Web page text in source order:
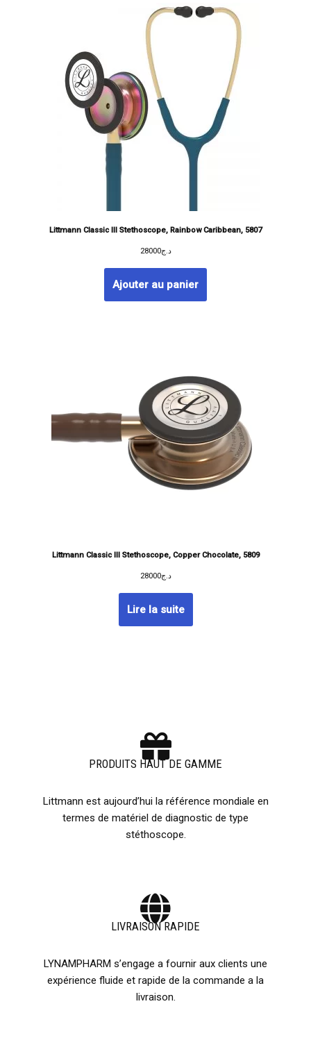
Littmann Classic III Stethoscope, Rainbow Caribbean, 5807
د.ج28000
Ajouter au panier
Littmann Classic III Stethoscope, Copper Chocolate, 5809
د.ج28000
Lire la suite
PRODUITS HAUT DE GAMME
Littmann est aujourd’hui la référence mondiale en
termes de matériel de diagnostic de type
stéthoscope.
LIVRAISON RAPIDE
LYNAMPHARM s’engage a fournir aux clients une
expérience fluide et rapide de la commande a la
livraison.